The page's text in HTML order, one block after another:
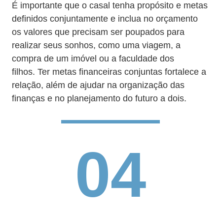
É importante que o casal tenha propósito e metas
definidos conjuntamente e inclua no orçamento
os valores que precisam ser poupados para
realizar seus sonhos, como uma viagem, a
compra de um imóvel ou a faculdade dos
filhos. Ter metas financeiras conjuntas fortalece a
relação, além de ajudar na organização das
finanças e no planejamento do futuro a dois.
04